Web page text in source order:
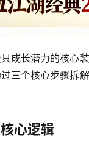
成长潜力的核心
三个核心步骤拆
心逻辑